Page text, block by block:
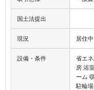
国土法提出
現況 居住中
設備・条件
省エ
房 浴
ーム
駐輪